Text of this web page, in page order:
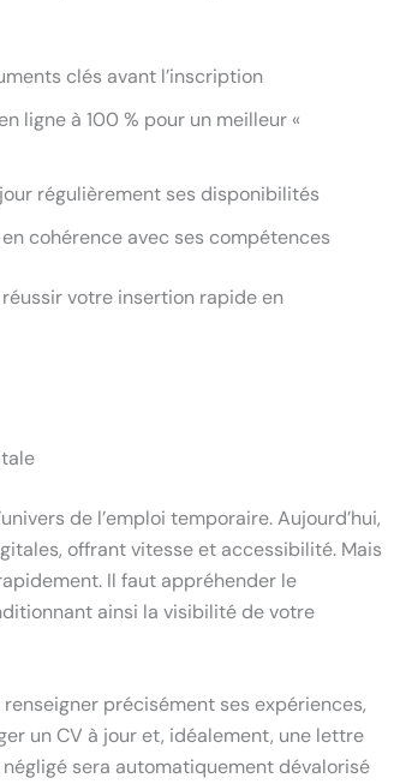
clés avant l’inscription
ligne à 100 % pour un meilleur «
régulièrement ses disponibilités
cohérence avec ses compétences
votre insertion rapide en
de l’emploi temporaire. Aujourd’hui,
offrant vitesse et accessibilité. Mais
Il faut appréhender le
ainsi la visibilité de votre
précisément ses expériences,
un CV à jour et, idéalement, une lettre
sera automatiquement dévalorisé